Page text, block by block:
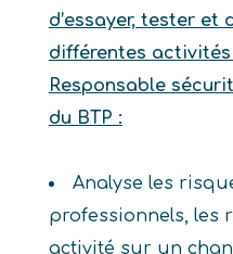
d’essayer, tester et
différentes
Responsable
du BTP :
Analyse les
professionnels, les
activité sur un